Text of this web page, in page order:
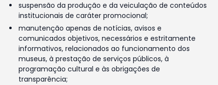
suspensão da produção e da veiculação de conteúdos
institucionais de caráter promocional;
manutenção apenas de notícias, avisos e
comunicados objetivos, necessários e estritamente
informativos, relacionados ao funcionamento dos
museus, à prestação de serviços públicos, à
programação cultural e às obrigações de
transparência;